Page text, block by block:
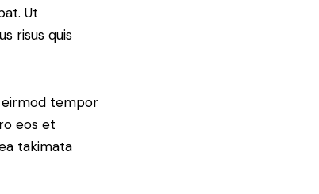
Ut
risus quis
eirmod tempor
eos et
takimata